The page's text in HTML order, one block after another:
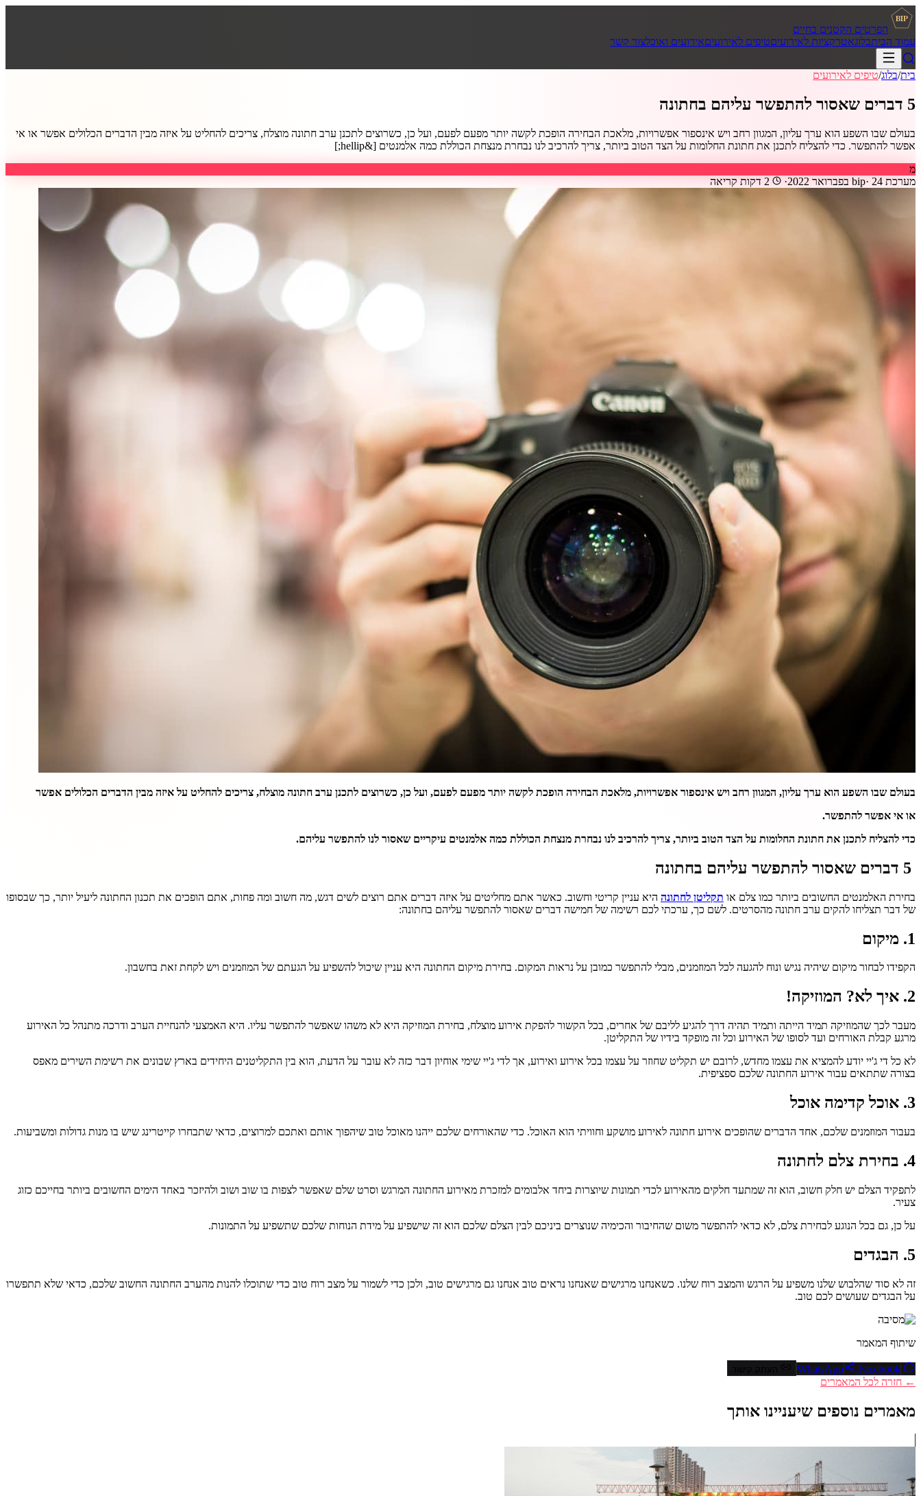
BIP
הפרטים הקטנים בחיים
עמוד הביתבלוגאטרקציות לאירועיםטיפים לאירועיםאירועים ואוכלצור קשר
בית/בלוג/טיפים לאירועים
5 דברים שאסור להתפשר עליהם בחתונה
בעולם שבו השפע הוא ערך עליון, המגוון רחב ויש אינספור אפשרויות, מלאכת הבחירה הופכת לקשה יותר מפעם לפעם, ועל כן, כשרוצים לתכנן ערב חתונה מוצלח, צריכים להחליט על איזה מבין הדברים הכלולים אפשר או אי
אפשר להתפשר. כדי להצליח לתכנן את חתונת החלומות על הצד הטוב ביותר, צריך להרכיב לנו נבחרת מנצחת הכוללת כמה אלמנטים [&hellip;]
מ
מערכת bip
· 24 בפברואר 2022 ·
2 דקות קריאה
בעולם שבו השפע הוא ערך עליון, המגוון רחב ויש אינספור אפשרויות, מלאכת הבחירה הופכת לקשה יותר מפעם לפעם, ועל כן, כשרוצים לתכנן ערב חתונה מוצלח, צריכים להחליט על איזה מבין הדברים הכלולים אפשר
או אי אפשר להתפשר.
כדי להצליח לתכנן את חתונת החלומות על הצד הטוב ביותר, צריך להרכיב לנו נבחרת מנצחת הכוללת כמה אלמנטים עיקריים שאסור לנו להתפשר עליהם.
בחירת האלמנטים החשובים ביותר כמו צלם או תקליטן לחתונה היא עניין קריטי וחשוב. כאשר אתם מחליטים על איזה דברים אתם רוצים לשים דגש, מה חשוב ומה פחות, אתם הופכים את תכנון החתונה ליעיל יותר, כך שבסופו
של דבר תצליחו להקים ערב חתונה מהסרטים. לשם כך, ערכתי לכם רשימה של חמישה דברים שאסור להתפשר עליהם בחתונה:
1. מיקום
הקפידו לבחור מיקום שיהיה נגיש ונוח להגעה לכל המוזמנים, מבלי להתפשר כמובן על נראות המקום. בחירת מיקום החתונה היא עניין שיכול להשפיע על הגעתם של המוזמנים ויש לקחת זאת בחשבון.
2. איך לא? המוזיקה!
מעבר לכך שהמוזיקה תמיד הייתה ותמיד תהיה דרך להגיע לליבם של אחרים, בכל הקשור להפקת אירוע מוצלח, בחירת המוזיקה היא לא משהו שאפשר להתפשר עליו. היא האמצעי להנחיית הערב ודרכה מתנהל כל האירוע
מרגע קבלת האורחים ועד לסופו של האירוע וכל זה מופקד בידיו של התקליטן.
לא כל די ג'יי יודע להמציא את עצמו מחדש, לרובם יש תקליט שחוזר על עצמו בכל אירוע ואירוע, אך לדי ג'יי שימי אוחיון דבר כזה לא עובר על הדעת, הוא בין התקליטנים היחידים בארץ שבונים את רשימת השירים מאפס
בצורה שתתאים עבור אירוע החתונה שלכם ספציפית.
3. אוכל קדימה אוכל
בעבור המוזמנים שלכם, אחד הדברים שהופכים אירוע חתונה לאירוע מושקע וחוויתי הוא האוכל. כדי שהאורחים שלכם ייהנו מאוכל טוב שיהפוך אותם ואתכם למרוצים, כדאי שתבחרו קייטרינג שיש בו מנות גדולות ומשביעות.
4. בחירת צלם לחתונה
לתפקיד הצלם יש חלק חשוב, הוא זה שמתעד חלקים מהאירוע לכדי תמונות שיוצרות ביחד אלבומים למזכרת מאירוע החתונה המרגש וסרט שלם שאפשר לצפות בו שוב ושוב ולהיזכר באחד הימים החשובים ביותר בחייכם כזוג
צעיר.
על כן, גם בכל הנוגע לבחירת צלם, לא כדאי להתפשר משום שהחיבור והכימיה שנוצרים ביניכם לבין הצלם שלכם הוא זה שישפיע על מידת הנוחות שלכם שתשפיע על התמונות.
5. הבגדים
זה לא סוד שהלבוש שלנו משפיע על הרגש והמצב רוח שלנו. כשאנחנו מרגישים שאנחנו נראים טוב אנחנו גם מרגישים טוב, ולכן כדי לשמור על מצב רוח טוב כדי שתוכלו להנות מהערב החתונה החשוב שלכם, כדאי שלא תתפשרו
על הבגדים שעושים לכם טוב.
שיתוף המאמר
Facebook
← חזרה לכל המאמרים
מאמרים נוספים שיעניינו אותך